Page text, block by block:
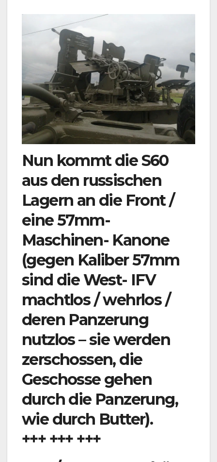
Nun kommt die S60
aus den russischen
Lagern an die Front /
eine 57mm-
Maschinen- Kanone
(gegen Kaliber 57mm
sind die West- IFV
machtlos / wehrlos /
deren Panzerung
nutzlos – sie werden
zerschossen, die
Geschosse gehen
durch die Panzerung,
wie durch Butter).
+++ +++ +++